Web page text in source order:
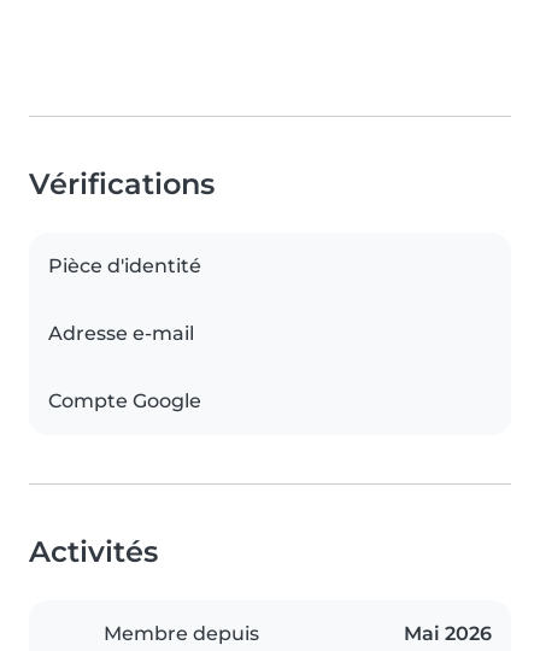
Vérifications
Pièce d'identité
Adresse e-mail
Compte Google
Activités
Membre depuis Mai 2026